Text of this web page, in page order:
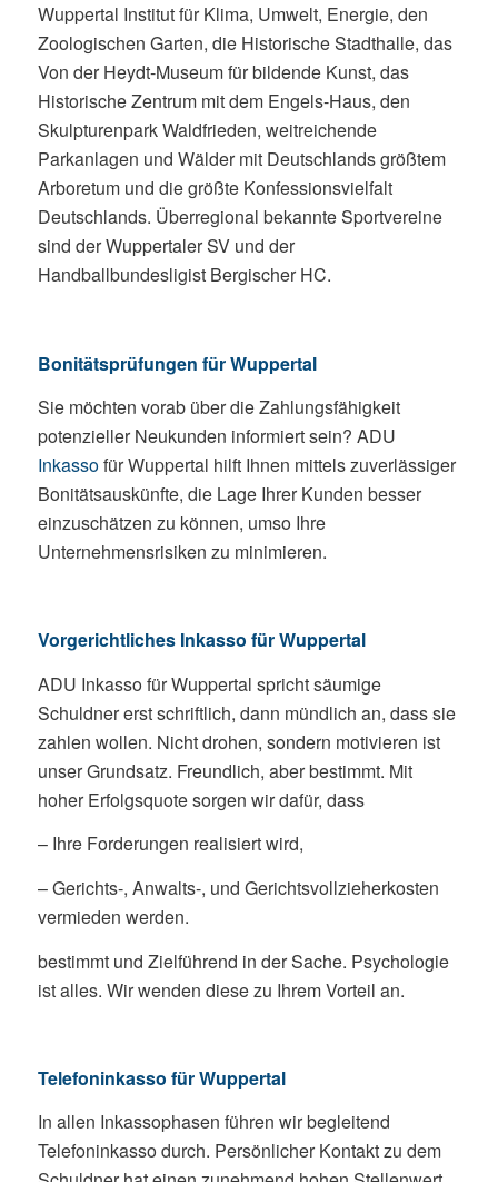
Wuppertal Institut für Klima, Umwelt, Energie, den
Zoologischen Garten, die Historische Stadthalle, das
Von der Heydt-Museum für bildende Kunst, das
Historische Zentrum mit dem Engels-Haus, den
Skulpturenpark Waldfrieden, weitreichende
Parkanlagen und Wälder mit Deutschlands größtem
Arboretum und die größte Konfessionsvielfalt
Deutschlands. Überregional bekannte Sportvereine
sind der Wuppertaler SV und der
Handballbundesligist Bergischer HC.
Bonitätsprüfungen für Wuppertal
Sie möchten vorab über die Zahlungsfähigkeit
potenzieller Neukunden informiert sein? ADU
Inkassofür Wuppertal hilft Ihnen mittels zuverlässiger
Bonitätsauskünfte, die Lage Ihrer Kunden besser
einzuschätzen zu können, umso Ihre
Unternehmensrisiken zu minimieren.
Vorgerichtliches Inkasso für Wuppertal
ADU Inkasso für Wuppertal spricht säumige
Schuldner erst schriftlich, dann mündlich an, dass sie
zahlen wollen. Nicht drohen, sondern motivieren ist
unser Grundsatz. Freundlich, aber bestimmt. Mit
hoher Erfolgsquote sorgen wir dafür, dass
– Ihre Forderungen realisiert wird,
– Gerichts-, Anwalts-, und Gerichtsvollzieherkosten
vermieden werden.
bestimmt und Zielführend in der Sache. Psychologie
ist alles. Wir wenden diese zu Ihrem Vorteil an.
Telefoninkasso für Wuppertal
In allen Inkassophasen führen wir begleitend
Telefoninkasso durch. Persönlicher Kontakt zu dem